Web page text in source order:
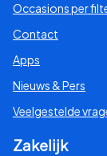
Occasions per
Contact
Apps
Nieuws & Pers
Veelgestelde
Zakelijk